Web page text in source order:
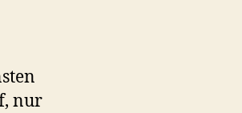
nur